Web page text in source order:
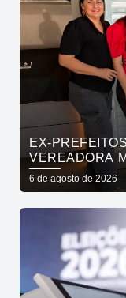
EX-
VEREADORA
REAFIRMAM
ANDRÉ
6 de agosto de 2026